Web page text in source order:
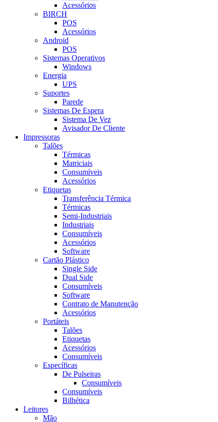
Acessórios
BIRCH
POS
Acessórios
Android
POS
Sistemas Operativos
Windows
Energia
UPS
Suportes
Parede
Sistemas De Espera
Sistema De Vez
Avisador De Cliente
Impressoras
Talões
Térmicas
Matriciais
Consumíveis
Acessórios
Etiquetas
Transferência Térmica
Térmicas
Semi-Industriais
Industriais
Consumíveis
Acessórios
Software
Cartão Plástico
Single Side
Dual Side
Consumíveis
Software
Contrato de Manutenção
Acessórios
Portáteis
Talões
Etiquetas
Acessórios
Consumíveis
Específicas
De Pulseiras
Consumíveis
Consumíveis
Bilhética
Leitores
Mão